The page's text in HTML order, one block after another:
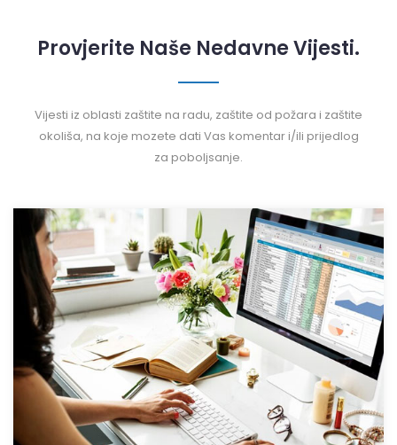
Provjerite Naše Nedavne Vijesti.
Vijesti iz oblasti zaštite na radu, zaštite od požara i zaštite
okoliša, na koje mozete dati Vas komentar i/ili prijedlog
za poboljsanje.